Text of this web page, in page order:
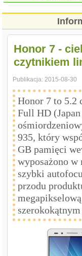
Honor 7 -
czytnikiem
Publikacja:2015-08-30
Honor 7 to 5.2
Full HD
935, który
GB pamięci
wyposażono w
szybki
przodu